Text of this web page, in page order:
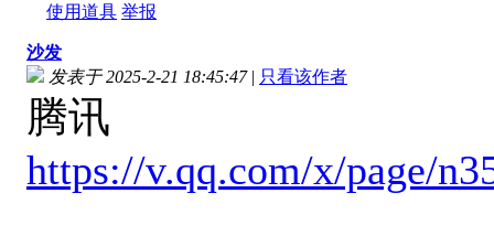
使用道具 举报
沙发
发表于 2025-2-21 18:45:47 | 只看该作者
腾讯
https://v.qq.com/x/page/